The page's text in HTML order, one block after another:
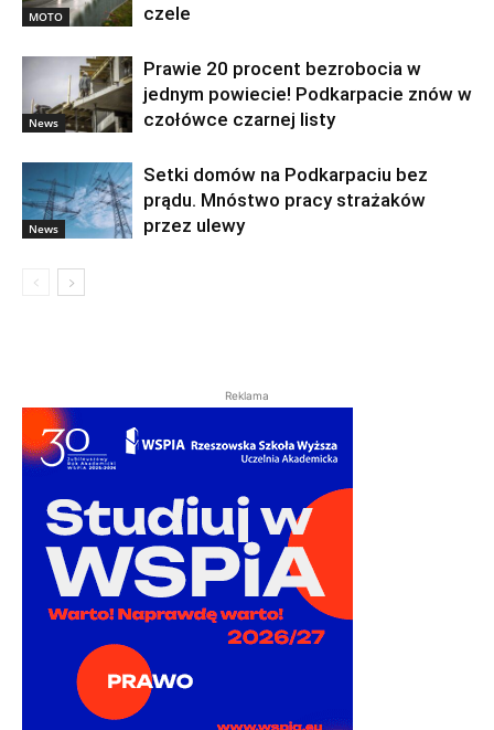
MOTO
czele
News
Prawie 20 procent bezrobocia w
jednym powiecie! Podkarpacie znów w
czołówce czarnej listy
News
Setki domów na Podkarpaciu bez
prądu. Mnóstwo pracy strażaków
przez ulewy
Reklama